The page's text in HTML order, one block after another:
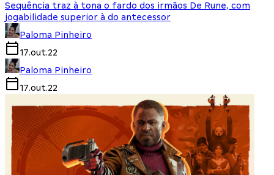
Sequência traz à tona o fardo dos irmãos De Rune, com
jogabilidade superior à do antecessor
Paloma Pinheiro
17.out.22
Paloma Pinheiro
17.out.22